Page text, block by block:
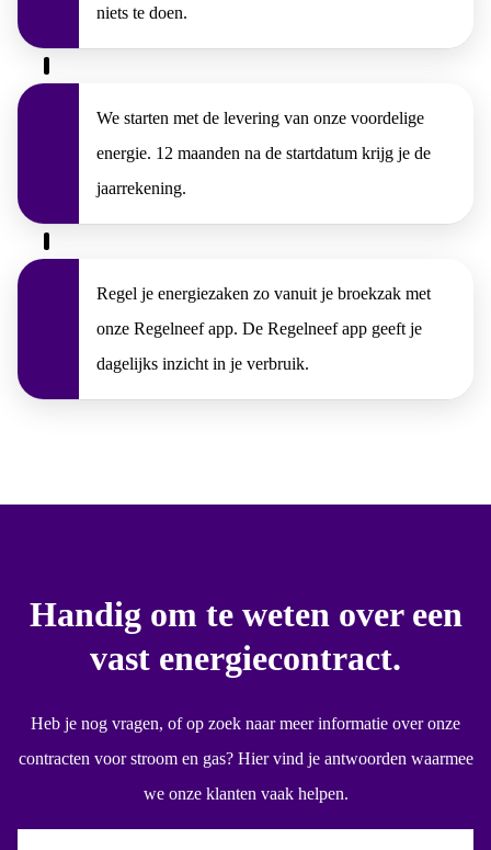
niets te doen.
We starten met de levering van onze voordelige
energie. 12 maanden na de startdatum krijg je de
jaarrekening.
Regel je energiezaken zo vanuit je broekzak met
onze Regelneef app. De Regelneef app geeft je
dagelijks inzicht in je verbruik.
Handig om te weten over een
vast energiecontract.
Heb je nog vragen, of op zoek naar meer informatie over onze
contracten voor stroom en gas? Hier vind je antwoorden waarmee
we onze klanten vaak helpen.